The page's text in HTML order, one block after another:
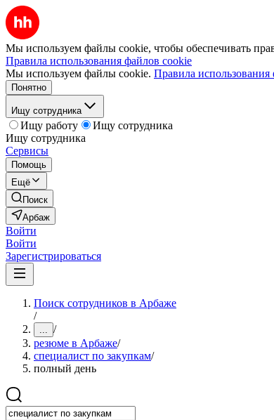
Мы используем файлы cookie, чтобы обеспечивать
Правила использования файлов cookie
Мы используем файлы cookie. Правила
Понятно
Ищу сотрудника
Ищу работу
Ищу сотрудника
Ищу сотрудника
Сервисы
Помощь
Ещё
Поиск
Арбаж
Войти
Войти
Зарегистрироваться
Поиск сотрудников в Арбаже
/
... /
резюме в Арбаже/
специалист по закупкам/
полный день